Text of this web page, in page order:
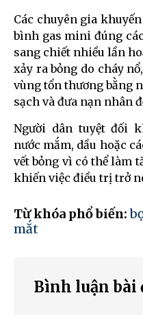
Các chuyên gia
bình gas mini đúng
sang chiết nhiều lần
xảy ra bỏng do cháy
vùng tổn thương bằng
sạch và đưa nạn nhân
Người dân tuyệt đối
nước mắm, dầu hoặc
vết bỏng vì có thể làm
khiến việc điều trị trở
Từ khóa phổ biến:
mắt
Bình luận bài